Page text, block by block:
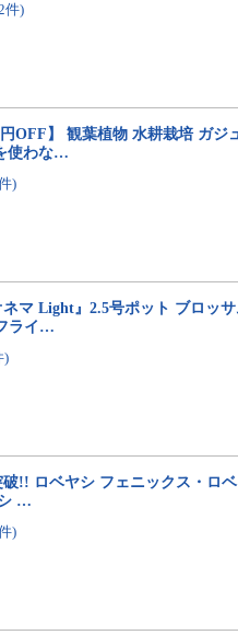
件)
円OFF】 観葉植物 水耕栽培 ガ
使わな…
)
ネマ Light』2.5号ポット ブロッ
ライ…
)
破!! ロベヤシ フェニックス・ロ
…
)